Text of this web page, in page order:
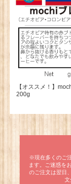
【オススメ！】
200g
※現在多くのご
ます。ご迷惑を
のご注文は翌日
文